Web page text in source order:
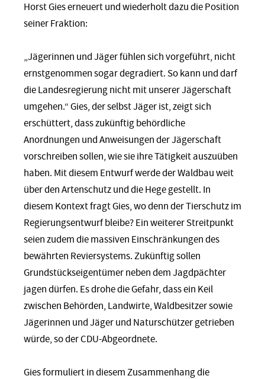
Horst Gies erneuert und wiederholt dazu die Position
seiner Fraktion:
„Jägerinnen und Jäger fühlen sich vorgeführt, nicht
ernstgenommen sogar degradiert. So kann und darf
die Landesregierung nicht mit unserer Jägerschaft
umgehen.“ Gies, der selbst Jäger ist, zeigt sich
erschüttert, dass zukünftig behördliche
Anordnungen und Anweisungen der Jägerschaft
vorschreiben sollen, wie sie ihre Tätigkeit auszuüben
haben. Mit diesem Entwurf werde der Waldbau weit
über den Artenschutz und die Hege gestellt. In
diesem Kontext fragt Gies, wo denn der Tierschutz im
Regierungsentwurf bleibe? Ein weiterer Streitpunkt
seien zudem die massiven Einschränkungen des
bewährten Reviersystems. Zukünftig sollen
Grundstückseigentümer neben dem Jagdpächter
jagen dürfen. Es drohe die Gefahr, dass ein Keil
zwischen Behörden, Landwirte, Waldbesitzer sowie
Jägerinnen und Jäger und Naturschützer getrieben
würde, so der CDU-Abgeordnete.
Gies formuliert in diesem Zusammenhang die